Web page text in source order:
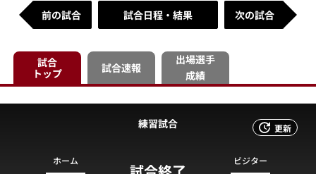
前の試合 試合日程・結果 次の試合
試合
トップ
試合速報
出場選手
成績
更新
練習試合
ホーム ビジター